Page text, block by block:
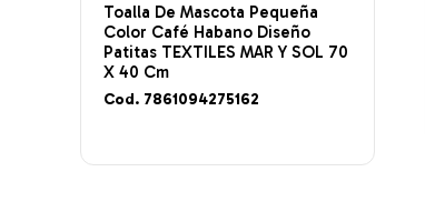
Toalla De Mascota Pequeña
Color Café Habano Diseño
Patitas TEXTILES MAR Y SOL 70
X 40 Cm
Cod. 7861094275162